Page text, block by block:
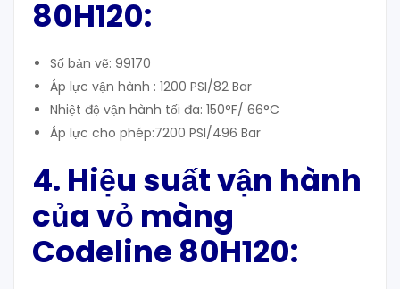
80H120:
Số bản vẽ: 99170
Áp lực vận hành : 1200 PSI/82 Bar
Nhiệt độ vận hành tối đa: 150°F/ 66°C
Áp lực cho phép:7200 PSI/496 Bar
4. Hiệu suất vận hành
của vỏ màng
Codeline 80H120: